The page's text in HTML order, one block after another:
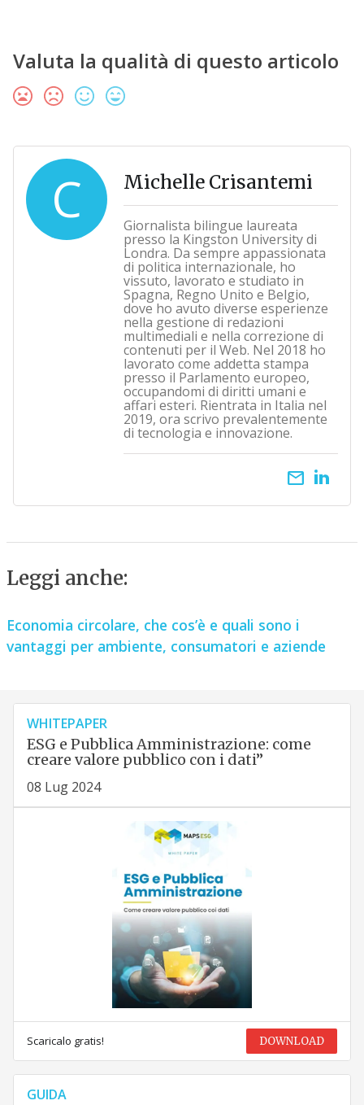
Valuta la qualità di questo articolo
C Michelle Crisantemi
Giornalista bilingue laureata
presso la Kingston University di
Londra. Da sempre appassionata
di politica internazionale, ho
vissuto, lavorato e studiato in
Spagna, Regno Unito e Belgio,
dove ho avuto diverse esperienze
nella gestione di redazioni
multimediali e nella correzione di
contenuti per il Web. Nel 2018 ho
lavorato come addetta stampa
presso il Parlamento europeo,
occupandomi di diritti umani e
affari esteri. Rientrata in Italia nel
2019, ora scrivo prevalentemente
di tecnologia e innovazione.
email
Leggi anche:
Economia circolare, che cos’è e quali sono i
vantaggi per ambiente, consumatori e aziende
WHITEPAPER
ESG e Pubblica Amministrazione: come
creare valore pubblico con i dati”
08 Lug 2024
Scaricalo gratis! DOWNLOAD
GUIDA